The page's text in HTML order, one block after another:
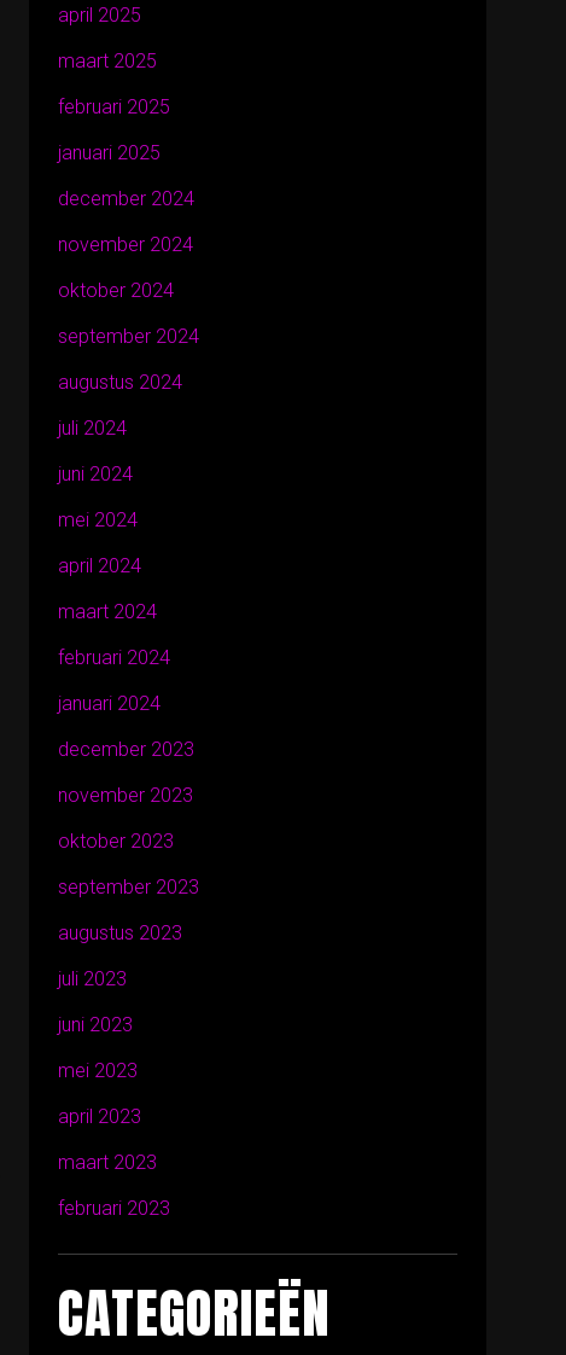
april 2025
maart 2025
februari 2025
januari 2025
december 2024
november 2024
oktober 2024
september 2024
augustus 2024
juli 2024
juni 2024
mei 2024
april 2024
maart 2024
februari 2024
januari 2024
december 2023
november 2023
oktober 2023
september 2023
augustus 2023
juli 2023
juni 2023
mei 2023
april 2023
maart 2023
februari 2023
CATEGORIEËN